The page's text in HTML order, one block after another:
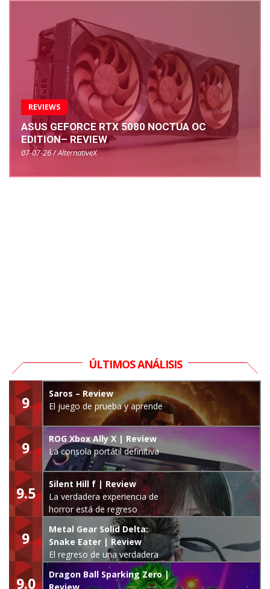
REVIEWS
ASUS GEFORCE RTX 5080 NOCTUA OC
EDITION– REVIEW
07-07-26 / AlternativeX
ÚLTIMOS ANÁLISIS
9
Saros – Review
El juego de prueba y aprende
9
ROG Xbox Ally X | Review
La consola portátil definitiva
9.5
Silent Hill f | Review
La verdadera experiencia de
horror está de regreso
9
Metal Gear Solid Delta:
Snake Eater | Review
El regreso de una verdadera
leyenda
9.0
Dragon Ball Sparking Zero |